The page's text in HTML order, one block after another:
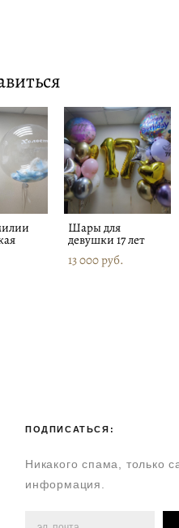
Шары для
девушки 17 лет
13 000 pуб.
ПОДПИСАТЬСЯ:
Никакого спама, только
информация.